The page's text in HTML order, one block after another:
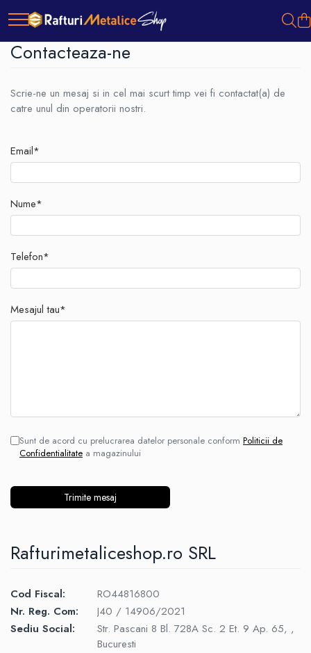
Contacteaza-ne
Scrie-ne un mesaj si in cel mai scurt timp vei fi contactat(a) de
catre unul din operatorii nostri.
Email*
Nume*
Telefon*
Mesajul tau*
Sunt de acord cu prelucrarea datelor personale conform Politicii de
Confidentialitate a magazinului
Rafturimetaliceshop.ro SRL
Cod Fiscal:
RO44816800
Nr. Reg. Com:
J40 / 14906/2021
Sediu Social:
Str. Pascani 8 Bl. 728A Sc. 2 Et. 9 Ap. 65, ,
Bucuresti